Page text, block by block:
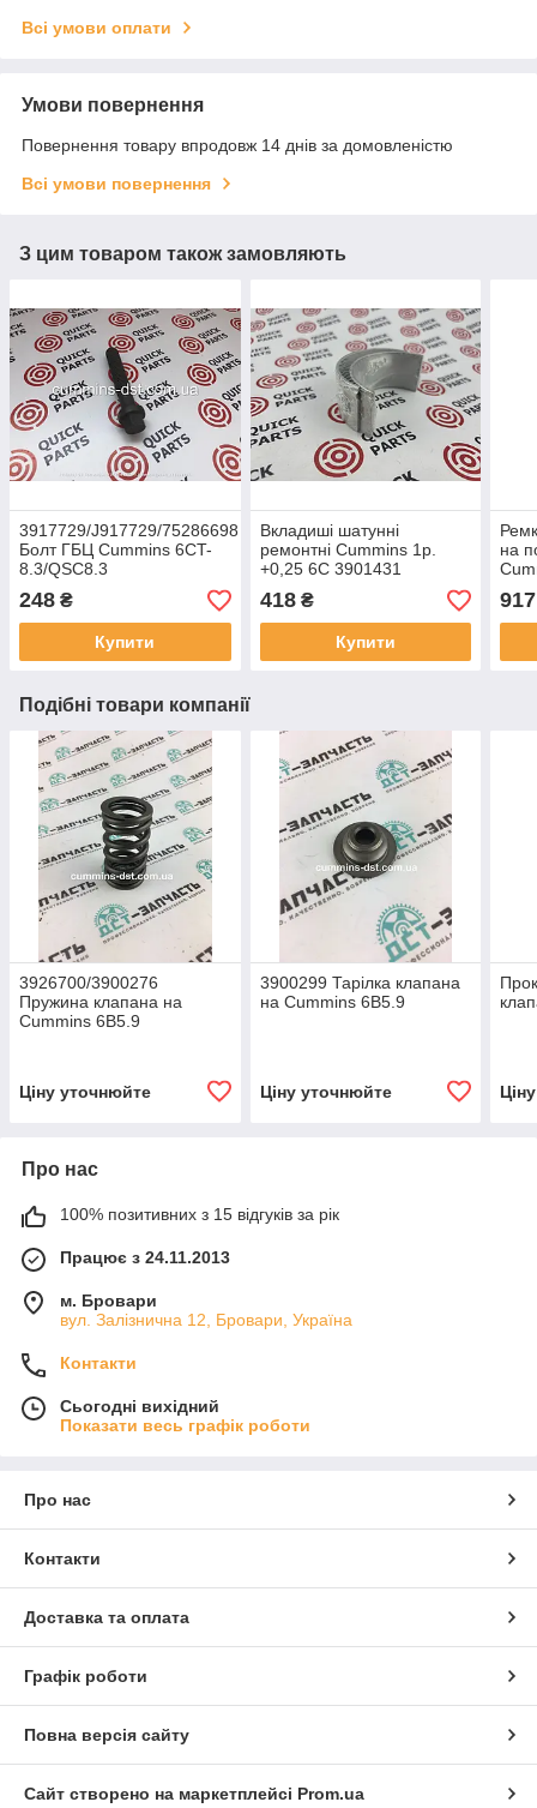
Всі умови оплати
Умови повернення
Повернення товару впродовж 14 днів за домовленістю
Всі умови повернення
З цим товаром також замовляють
3917729/J917729/75286698
Болт ГБЦ Cummins 6CT-
8.3/QSC8.3
248 ₴
Купити
Вкладиші шатунні
ремонтні Cummins 1р.
+0,25 6C 3901431
418₴
Купити
на
917
Подібні товари компанії
3926700/3900276
Пружина клапана на
Cummins 6B5.9
Ціну уточнюйте
3900299 Тарілка клапана
на Cummins 6B5.9
Ціну уточнюйте
Про нас
100% позитивних з 15 відгуків за рік
Працює з 24.11.2013
м. Бровари
вул. Залізнична 12, Бровари, Україна
Контакти
Сьогодні вихідний
Показати весь графік роботи
Про нас
Контакти
Доставка та оплата
Графік роботи
Повна версія сайту
Сайт створено на маркетплейсі Prom.ua